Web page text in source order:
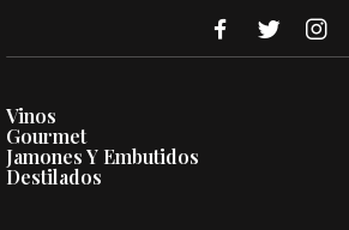
Vinos
Gourmet
Jamones Y Embutidos
Destilados